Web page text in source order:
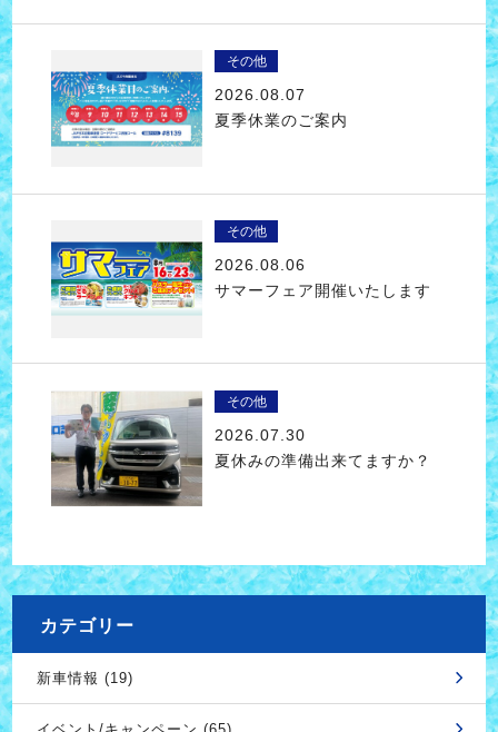
その他
2026.08.07
夏季休業のご案内
その他
2026.08.06
サマーフェア開催いたします
その他
2026.07.30
夏休みの準備出来てますか？
カテゴリー
新車情報 (19)